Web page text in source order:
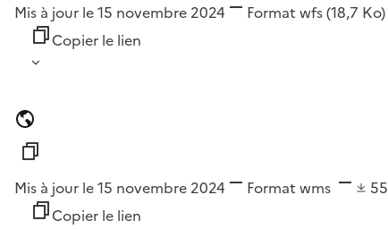
Mis à jour le 15 novembre 2024 Format wfs(18,7 Ko)
Copier le lien
Mis à jour le 15 novembre 2024 Format wms 55
Copier le lien